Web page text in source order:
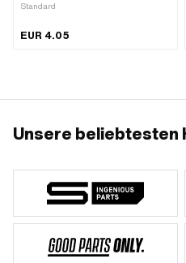
Standard
EUR 4.05
Unsere beliebtesten